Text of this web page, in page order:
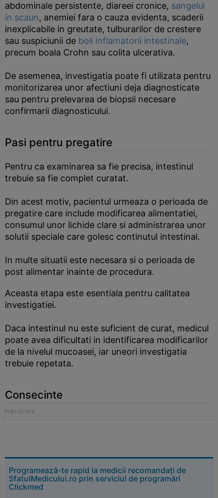
abdominale persistente, diareei cronice, sangelui
in scaun, anemiei fara o cauza evidenta, scaderii
inexplicabile in greutate, tulburarilor de crestere
sau suspiciunii de boli inflamatorii intestinale,
precum boala Crohn sau colita ulcerativa.
De asemenea, investigatia poate fi utilizata pentru
monitorizarea unor afectiuni deja diagnosticate
sau pentru prelevarea de biopsii necesare
confirmarii diagnosticului.
Pasi pentru pregatire
Pentru ca examinarea sa fie precisa, intestinul
trebuie sa fie complet curatat.
Din acest motiv, pacientul urmeaza o perioada de
pregatire care include modificarea alimentatiei,
consumul unor lichide clare si administrarea unor
solutii speciale care golesc continutul intestinal.
In multe situatii este necesara si o perioada de
post alimentar inainte de procedura.
Aceasta etapa este esentiala pentru calitatea
investigatiei.
Daca intestinul nu este suficient de curat, medicul
poate avea dificultati in identificarea modificarilor
de la nivelul mucoasei, iar uneori investigatia
trebuie repetata.
Consecinte
Programează-te rapid la medicii recomandați de
SfatulMedicului.ro prin serviciul de programări
Clickmed